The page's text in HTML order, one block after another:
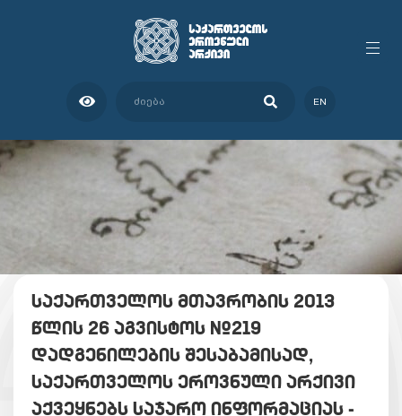
EN
საქართველოს მთავრობის 2013
წლის 26 აგვისტოს №219
დადგენილების შესაბამისად,
საქართველოს ეროვნული არქივი
აქვეყნებს საჯარო ინფორმაციას -